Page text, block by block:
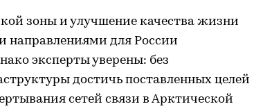
зоны и улучшение качества жизни
направлениями для России
эксперты уверены: без
достичь поставленных целей
сетей связи в Арктической